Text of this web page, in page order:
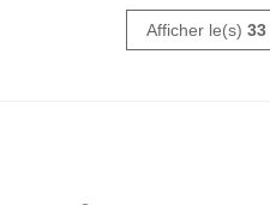
Afficher le(s) 33